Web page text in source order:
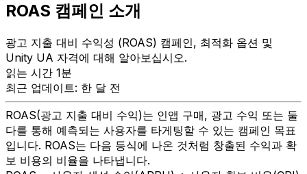
ROAS 캠페인 소개
광고 지출 대비 수익성 (ROAS) 캠페인, 최적화 옵션 및
Unity UA 자격에 대해 알아보십시오.
읽는 시간 1분
최근 업데이트: 한 달 전
ROAS(광고 지출 대비 수익)는 인앱 구매, 광고 수익 또는 둘
다를 통해 예측되는 사용자를 타게팅할 수 있는 캠페인 목표
입니다. ROAS는 다음 등식에 나온 것처럼 창출된 수익과 확
보 비용의 비율을 나타냅니다.